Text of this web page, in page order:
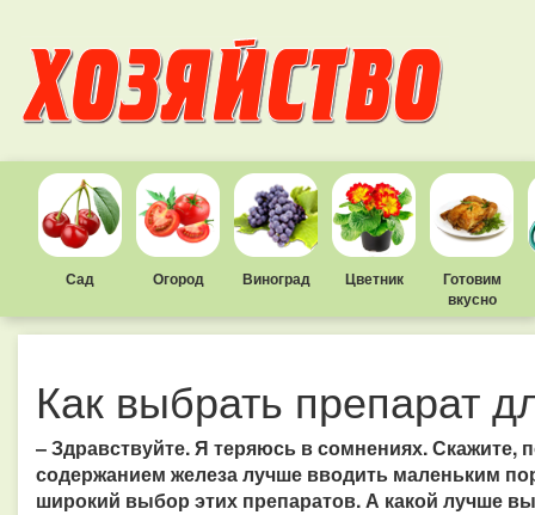
Сад Огород Виноград Цветник
Готовим
вкусно
Как выбрать препарат
– Здравствуйте. Я теряюсь в сомнениях. Скажите,
содержанием железа лучше вводить маленьким
широкий выбор этих препаратов.А какой лучше